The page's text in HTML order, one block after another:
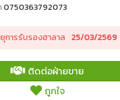
0750363792073
การรับรองฮาลาล 25/03/2569
ติดต่อฝ่ายขาย
ถูกใจ